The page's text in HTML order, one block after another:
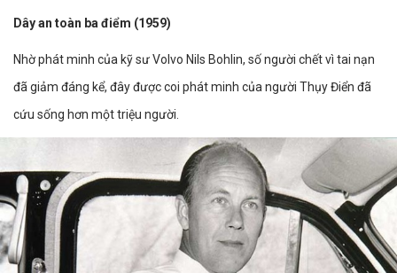
Dây an toàn ba điểm (1959)
Nhờ phát minh của kỹ sư Volvo Nils Bohlin, số người chết vì tai nạn
đã giảm đáng kể, đây được coi phát minh của người Thụy Điển đã
cứu sống hơn một triệu người.